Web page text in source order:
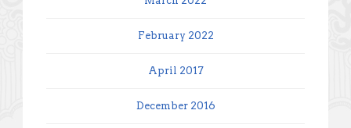
February 2022
April 2017
December 2016